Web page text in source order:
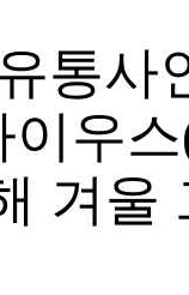
통사
이우
겨울